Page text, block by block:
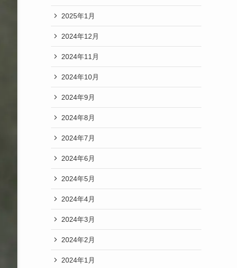
2025年1月
2024年12月
2024年11月
2024年10月
2024年9月
2024年8月
2024年7月
2024年6月
2024年5月
2024年4月
2024年3月
2024年2月
2024年1月